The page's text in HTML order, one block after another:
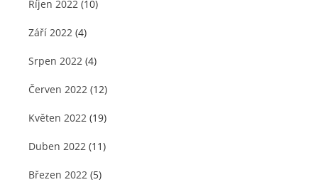
Říjen 2022 (10)
Září 2022 (4)
Srpen 2022 (4)
Červen 2022 (12)
Květen 2022 (19)
Duben 2022 (11)
Březen 2022 (5)